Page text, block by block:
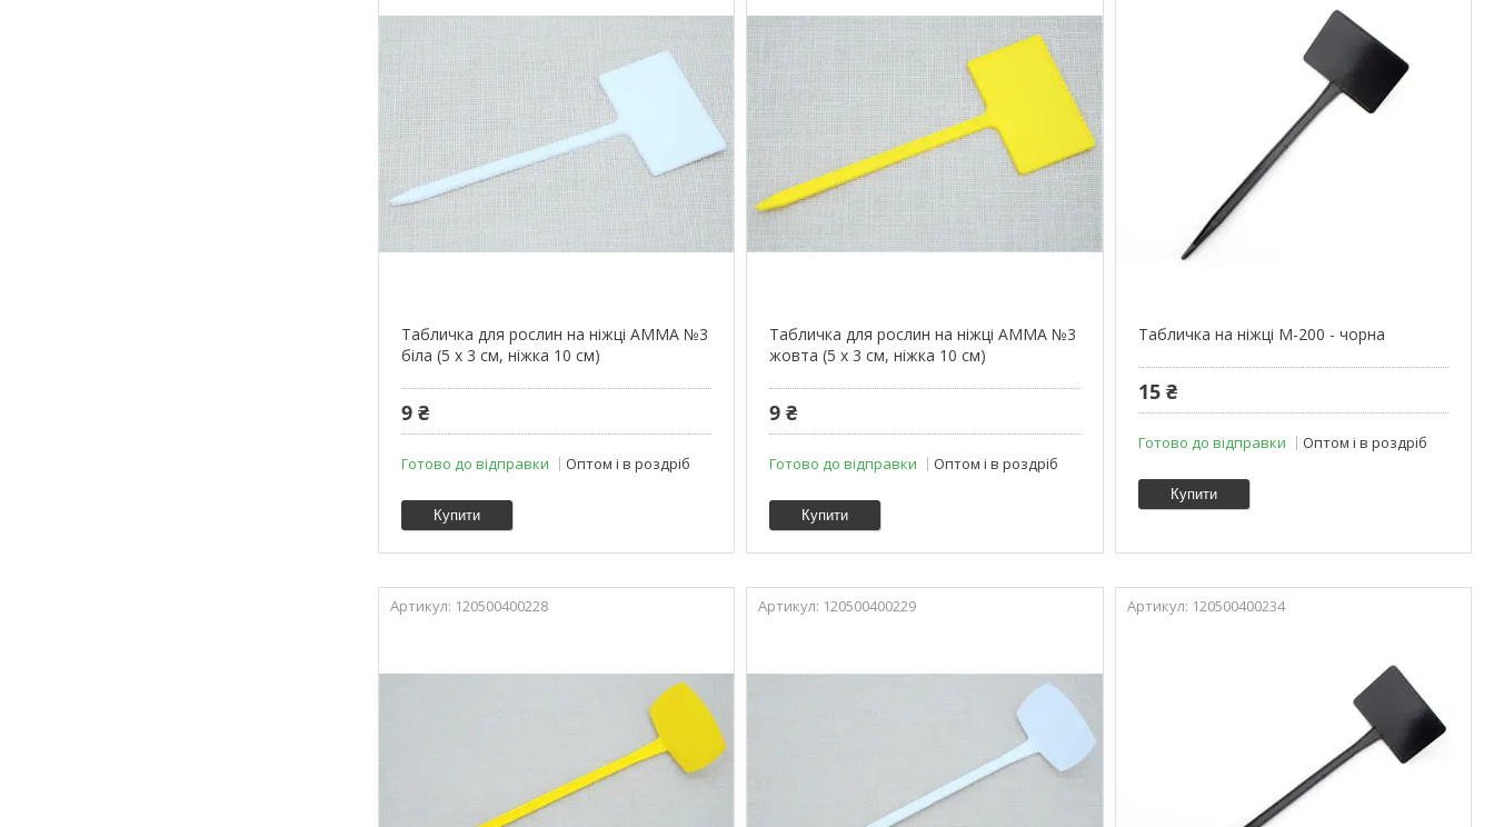
Табличка для рослин на ніжці АММА №3
біла (5 x 3 см, ніжка 10 см)
9 ₴
Готово до відправки Оптом і в роздріб
Купити
Табличка для рослин на ніжці АММА №3
жовта (5 x 3 см, ніжка 10 см)
9 ₴
Готово до відправки Оптом і в роздріб
Купити
Табличка на ніжці М-200 - чорна
15 ₴
Готово до відправки Оптом і в роздріб
Купити
120500400228 120500400229 120500400234